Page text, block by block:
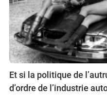
Et si la politique de
d’ordre de l’industrie